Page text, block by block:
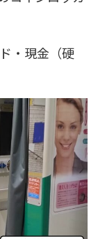
・現金（硬